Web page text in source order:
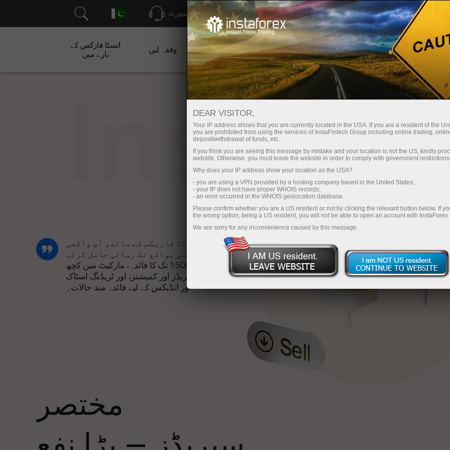
سپورٹ فوری اکاونٹ کھولیں تجارتی پلیٹ فارم
آموز کے لیے
سرمایہ کاروں کے
لیے
شراکت داروں کے
لئے
مہمات وقفہ لیں
انسٹا فارکس کے
بارے میں
انسٹا فاریکس کے ساتھ، آپ واقعی
مسابقتی مواقع تک رسائی حاصل کرتے
ہیں: 1:5000 تک کا فائدہ، مارکیٹ میں کچھ
بہترین اسپریڈز اور کمیشنز، اور ٹریڈنگ اسٹاک
اور انڈیکس کے لیے فائدہ مند حالات۔
جیسی قدروں کا اشتراک کرتی ہے۔ ایلس
لوپرائس ٹریڈنگ کی دنیا میں ڈرائیو
مختصر
DEAR VISITOR,
Your IP address shows that you are currently located in the USA. If you are a resident of the
you are prohibited from using the services of InstaFintech Group including online trading,
deposit/withdrawal of funds, etc.
If you think you are seeing this message by mistake and your location is not the US, kindly
website. Otherwise, you must leave the website in order to comply with government
Why does your IP address show your location as the USA?
- you are using a VPN provided by a hosting company based in the United States;
- your IP does not have proper WHOIS records;
- an error occurred in the WHOIS geolocation database.
Please confirm whether you are a US resident or not by clicking the relevant button below. If
the wrong option, being a US resident, you will not be able to open an account with InstaForex
We are sorry for any inconvenience caused by this message.